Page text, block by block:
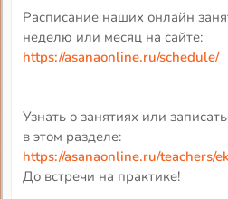
Расписание наших онлайн
неделю или месяц на сайте:
https://asanaonline.ru/schedule/
Узнать о занятиях или
в этом разделе:
https://asanaonline.ru/teachers/
До встречи на практике!